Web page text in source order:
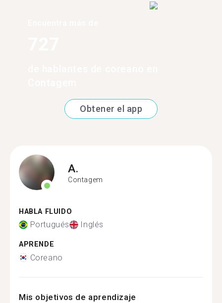
Obtener el app
A.
Contagem
HABLA FLUIDO
Portugués Inglés
APRENDE
Coreano
Mis objetivos de aprendizaje